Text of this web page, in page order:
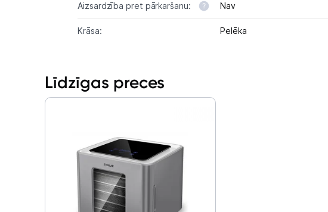
Aizsardzība pret pārkaršanu: Nav
Krāsa: Pelēka
Līdzīgas preces